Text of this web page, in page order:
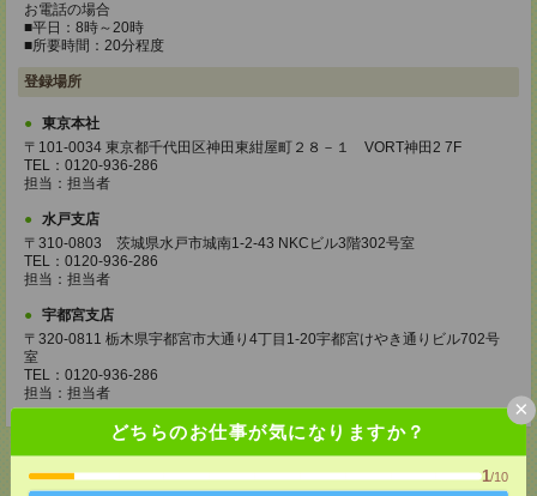
どちらのお仕事が気になりますか？
1/10
×
お電話の場合
■平日：8時～20時
■所要時間：20分程度
登録場所
東京本社
〒101-0034 東京都千代田区神田東紺屋町２８－１ VORT神田2 7F
TEL：0120-936-286
担当：担当者
水戸支店
〒310-0803 茨城県水戸市城南1-2-43 NKCビル3階302号室
TEL：0120-936-286
担当：担当者
宇都宮支店
〒320-0811 栃木県宇都宮市大通り4丁目1-20宇都宮けやき通りビル702号
室
TEL：0120-936-286
担当：担当者